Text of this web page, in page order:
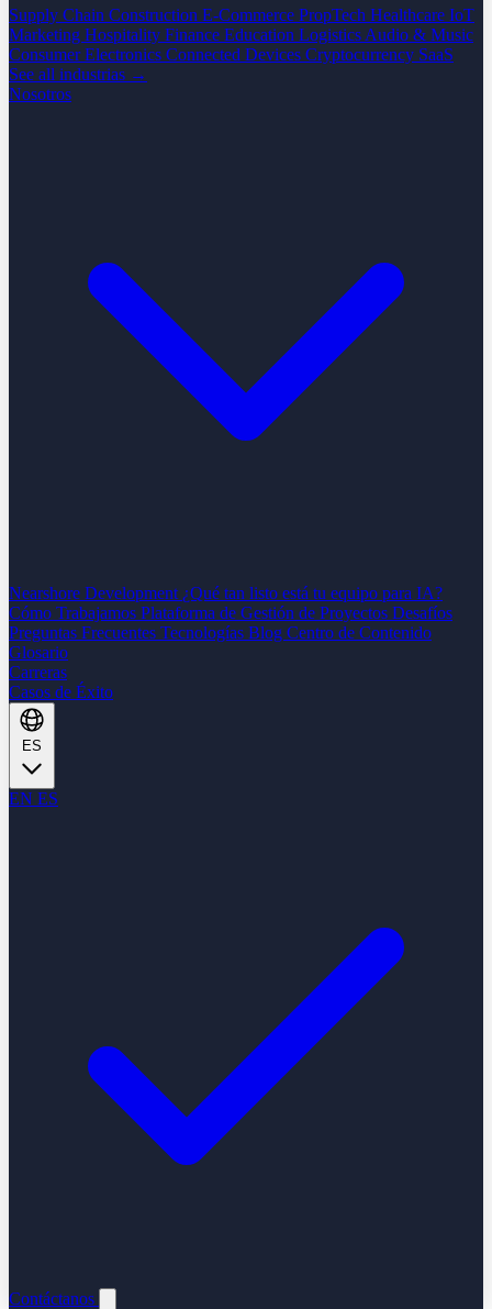
Supply Chain Construction E-Commerce PropTech Healthcare IoT
Marketing Hospitality Finance Education Logistics Audio & Music
Consumer Electronics Connected Devices Cryptocurrency SaaS
See all industrias →
Nosotros
Nearshore Development ¿Qué tan listo está tu equipo para IA?
Cómo Trabajamos Plataforma de Gestión de Proyectos Desafíos
Preguntas Frecuentes Tecnologías Blog Centro de Contenido
Glosario
Carreras
Casos de Éxito
EN ES
Contáctanos